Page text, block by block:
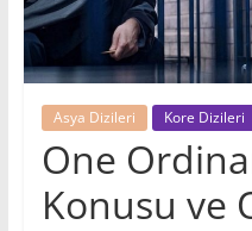
Asya Dizileri Kore Dizileri
One
Konusu ve